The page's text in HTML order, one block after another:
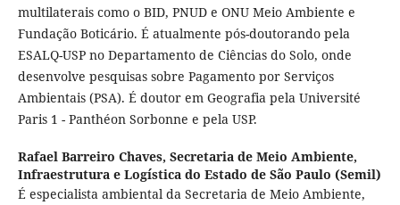
multilaterais como o BID, PNUD e ONU Meio Ambiente e
Fundação Boticário. É atualmente pós-doutorando pela
ESALQ-USP no Departamento de Ciências do Solo, onde
desenvolve pesquisas sobre Pagamento por Serviços
Ambientais (PSA). É doutor em Geografia pela Université
Paris 1 - Panthéon Sorbonne e pela USP.
Rafael Barreiro Chaves, Secretaria de Meio Ambiente,
Infraestrutura e Logística do Estado de São Paulo (Semil)
É especialista ambiental da Secretaria de Meio Ambiente,